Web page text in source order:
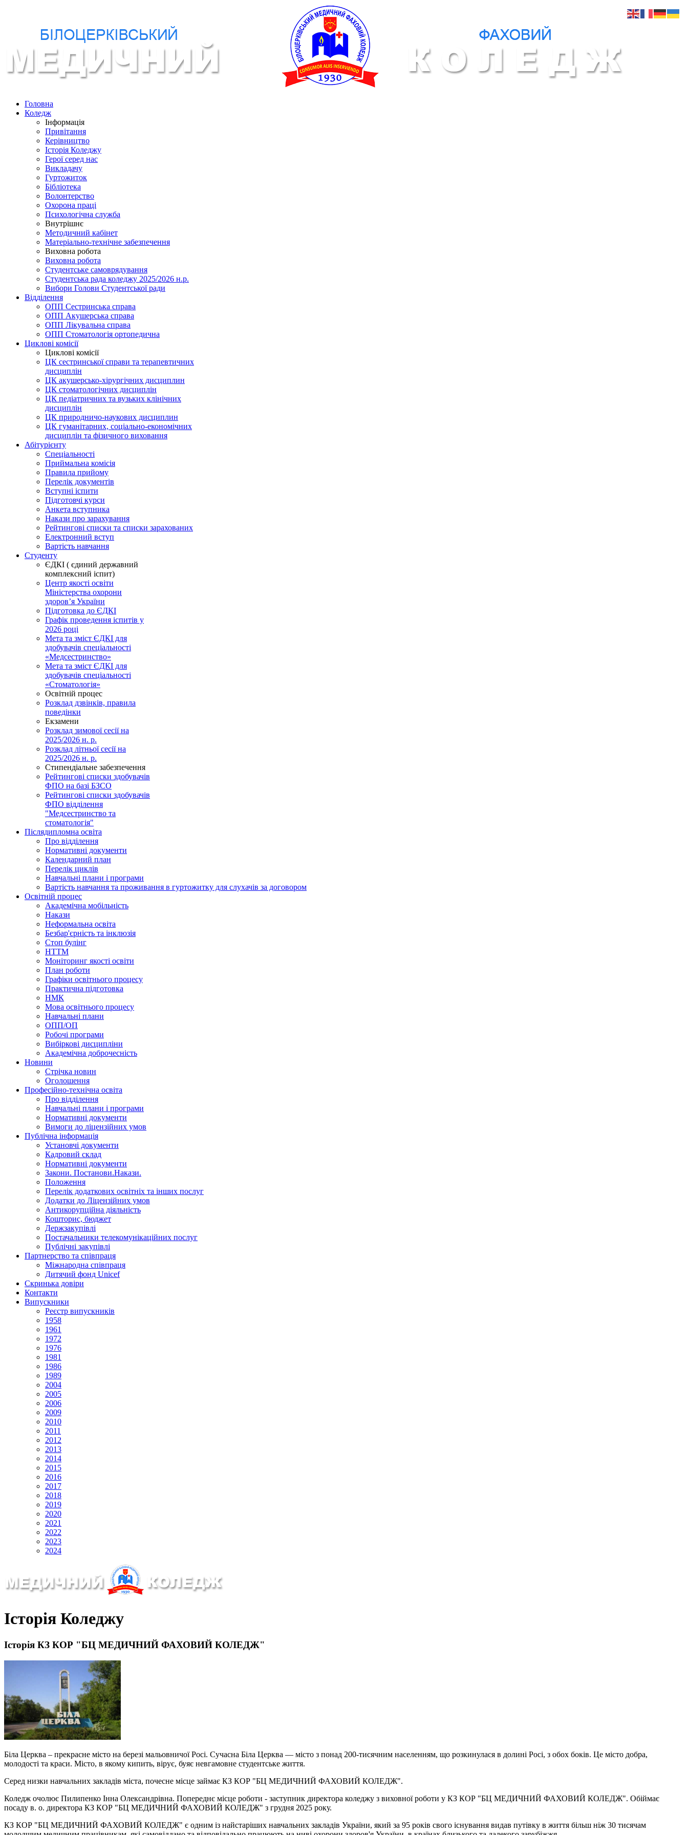
Головна
Коледж
Інформація
Привітання
Керівництво
Історія Коледжу
Герої серед нас
Викладачу
Гуртожиток
Бібліотека
Волонтерство
Охорона праці
Психологічна служба
Внутрішнє
Методичний кабінет
Матеріально-технічне забезпечення
Виховна робота
Виховна робота
Студентське самоврядування
Студентська рада коледжу 2025/2026 н.р.
Вибори Голови Студентської ради
Відділення
ОПП Сестринська справа
ОПП Акушерська справа
ОПП Лікувальна справа
ОПП Стоматологія ортопедична
Циклові комісії
Циклові комісії
ЦК сестринської справи та терапевтичних
дисциплін
ЦК акушерсько-хірургічних дисциплин
ЦК стоматологічних дисциплін
ЦК педіатричних та вузьких клінічних
дисциплін
ЦК природничо-наукових дисциплин
ЦК гуманітарних, соціально-економічних
дисциплін та фізичного виховання
Абітурієнту
Спеціальності
Приймальна комісія
Правила прийому
Перелік документів
Вступні іспити
Підготовчі курси
Анкета вступника
Накази про зарахування
Рейтингові списки та списки зарахованих
Електронний вступ
Вартість навчання
Студенту
ЄДКІ ( єдиний державний
комплексний іспит)
Центр якості освіти
Міністерства охорони
здоровʼя України
Підготовка до ЄДКІ
Графік проведення іспитів у
2026 році
Мета та зміст ЄДКІ для
здобувачів спеціальності
«Медсестринство»
Мета та зміст ЄДКІ для
здобувачів спеціальності
«Стоматологія»
Освітній процес
Розклад дзвінків, правила
поведінки
Екзамени
Розклад зимової сесії на
2025/2026 н. р.
Розклад літньої сесії на
2025/2026 н. р.
Стипендіальне забезпечення
Рейтингові списки здобувачів
ФПО на базі БЗСО
Рейтингові списки здобувачів
ФПО відділення
"Медсестринство та
стоматологія"
Післядипломна освіта
Про відділення
Нормативні документи
Календарний план
Перелік циклів
Навчальні плани і програми
Вартість навчання та проживання в гуртожитку для слухачів за договором
Освітній процес
Академічна мобільність
Накази
Неформальна освіта
Безбар'єрність та інклюзія
Стоп булінг
НТТМ
Моніторинг якості освіти
План роботи
Графіки освітнього процесу
Практична підготовка
НМК
Мова освiтнього процесу
Навчальнi плани
ОПП/ОП
Робочі програми
Вибiрковi дисциплiни
Академічна доброчесність
Новини
Стрічка новин
Оголошення
Професійно-технічна освіта
Про відділення
Навчальні плани і програми
Нормативнi документи
Вимоги до ліцензійних умов
Публічна інформація
Установчi документи
Кадровий склад
Нормативнi документи
Закони. Постанови.Накази.
Положення
Перелік додаткових освітніх та інших послуг
Додатки до Ліцензійних умов
Антикорупційна діяльність
Кошторис, бюджет
Держзакупiвлi
Постачальники телекомунікаційних послуг
Публічні закупівлі
Партнерство та співпраця
Міжнародна співпраця
Дитячий фонд Unicef
Скринька довіри
Контакти
Випускники
Реєстр випускників
1958
1961
1972
1976
1981
1986
1989
2004
2005
2006
2009
2010
2011
2012
2013
2014
2015
2016
2017
2018
2019
2020
2021
2022
2023
2024
Історія Коледжу
Історія КЗ КОР "БЦ МЕДИЧНИЙ ФАХОВИЙ КОЛЕДЖ"
Біла Церква – прекрасне місто на березі мальовничої Росі. Сучасна Біла Церква — місто з понад 200-тисячним населенням, що розкинулася в долині Росі, з обох боків. Це місто добра,
молодості та краси. Місто, в якому кипить, вірує, буяє невгамовне студентське життя.
Серед низки навчальних закладів міста, почесне місце займає КЗ КОР "БЦ МЕДИЧНИЙ ФАХОВИЙ КОЛЕДЖ".
Коледж очолює Пилипенко Інна Олександрівна. Попереднє місце роботи - заступник директора коледжу з виховної роботи у КЗ КОР "БЦ МЕДИЧНИЙ ФАХОВИЙ КОЛЕДЖ". Обіймає
посаду в. о. директора КЗ КОР "БЦ МЕДИЧНИЙ ФАХОВИЙ КОЛЕДЖ" з грудня 2025 року.
КЗ КОР "БЦ МЕДИЧНИЙ ФАХОВИЙ КОЛЕДЖ" є одним із найстаріших навчальних закладів України, який за 95 років свого існування видав путівку в життя більш ніж 30 тисячам